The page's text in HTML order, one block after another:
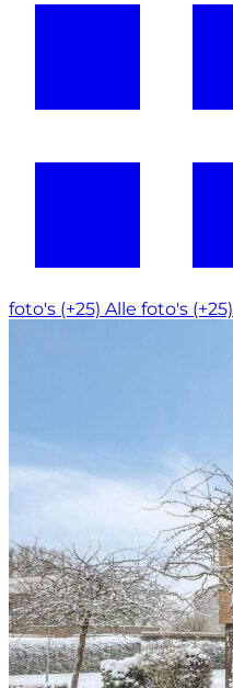
foto's (+25) Alle foto's (+25)